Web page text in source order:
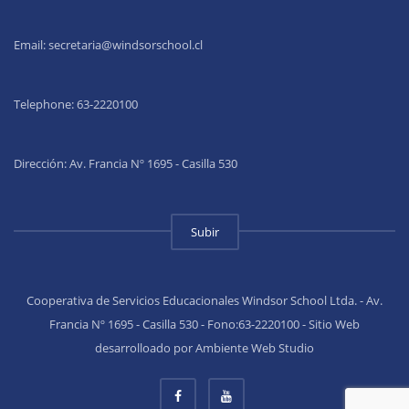
Email:secretaria@windsorschool.cl
Telephone: 63-2220100
Dirección: Av. Francia Nº 1695 - Casilla 530
Subir
Cooperativa de Servicios Educacionales Windsor School Ltda. - Av.
Francia Nº 1695 - Casilla 530 - Fono:63-2220100 - Sitio Web
desarrolloado por Ambiente Web Studio